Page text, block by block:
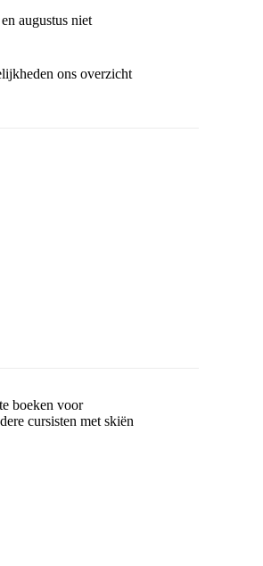
augustus niet
ons overzicht
boeken voor
cursisten met skiën